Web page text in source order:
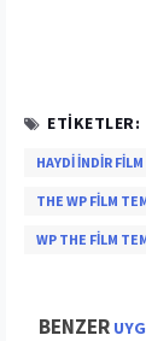
ETIKETLER:
HAYDI INDIR
THE WP FILM
WP THE FILM
BENZER